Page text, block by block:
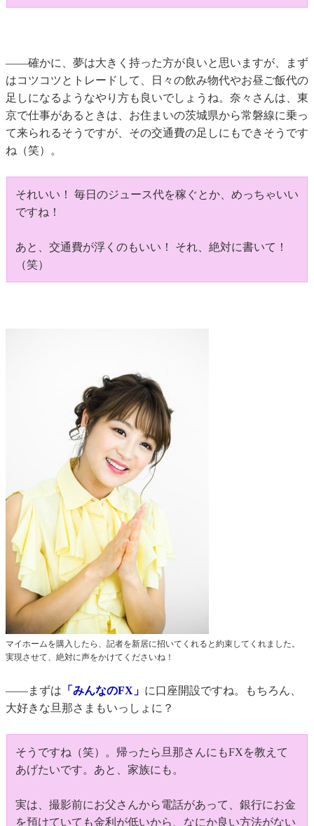
――確かに、夢は大きく持った方が良いと思いますが、まず
はコツコツとトレードして、日々の飲み物代やお昼ご飯代の
足しになるようなやり方も良いでしょうね。奈々さんは、東
京で仕事があるときは、お住まいの茨城県から常磐線に乗っ
て来られるそうですが、その交通費の足しにもできそうです
ね（笑）。
それいい！ 毎日のジュース代を稼ぐとか、めっちゃいい
ですね！
あと、交通費が浮くのもいい！ それ、絶対に書いて！
（笑）
マイホームを購入したら、記者を新居に招いてくれると約束してくれました。
実現させて、絶対に声をかけてくださいね！
――まずは 「みんなのFX」 に口座開設ですね。もちろん、
大好きな旦那さまもいっしょに？
そうですね（笑）。帰ったら旦那さんにもFXを教えて
あげたいです。あと、家族にも。
実は、撮影前にお父さんから電話があって、銀行にお金
を預けていても金利が低いから、なにか良い方法がない